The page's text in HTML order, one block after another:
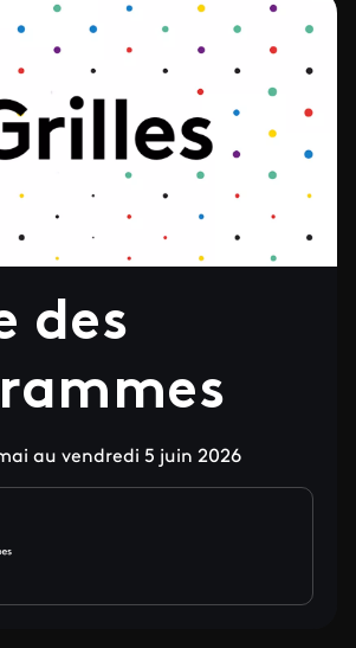
des
au vendredi 5 juin 2026